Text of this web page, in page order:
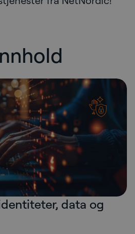
data og